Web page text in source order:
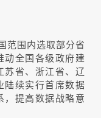
范围内选取部分省
动全国各级政府建
苏省、浙江省、辽
陆续实行首席数据
，提高数据战略意